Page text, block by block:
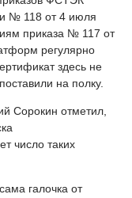
№ 118 от 4 июля
приказа № 117 от
регулярно
здесь не
на полку.
Сорокин отметил,
число таких
галочка от